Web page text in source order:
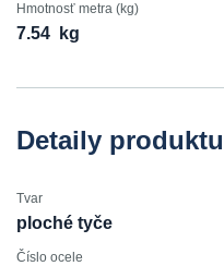
Hmotnosť metra (kg)
7.54 kg
Detaily produktu
Tvar
ploché tyče
Číslo ocele